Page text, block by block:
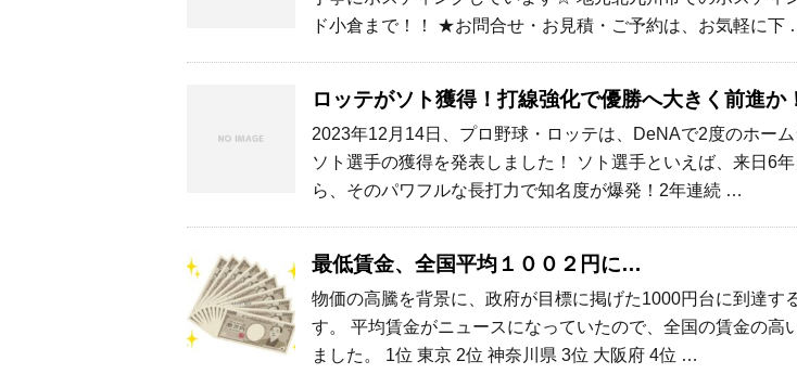
ド小倉まで！！ ★お問合せ・お見積・ご予約は、お気軽に下
ロッテがソト獲得！打線強化で優勝へ大きく前進か
2023年12月14日、プロ野球・ロッテは、DeNAで2度のホー
ソト選手の獲得を発表しました！ ソト選手といえば、来日6
ら、そのパワフルな長打力で知名度が爆発！2年連続 …
最低賃金、全国平均１００２円に…
物価の高騰を背景に、政府が目標に掲げた1000円台に到達す
す。 平均賃金がニュースになっていたので、全国の賃金の高
ました。 1位 東京 2位 神奈川県 3位 大阪府 4位 …